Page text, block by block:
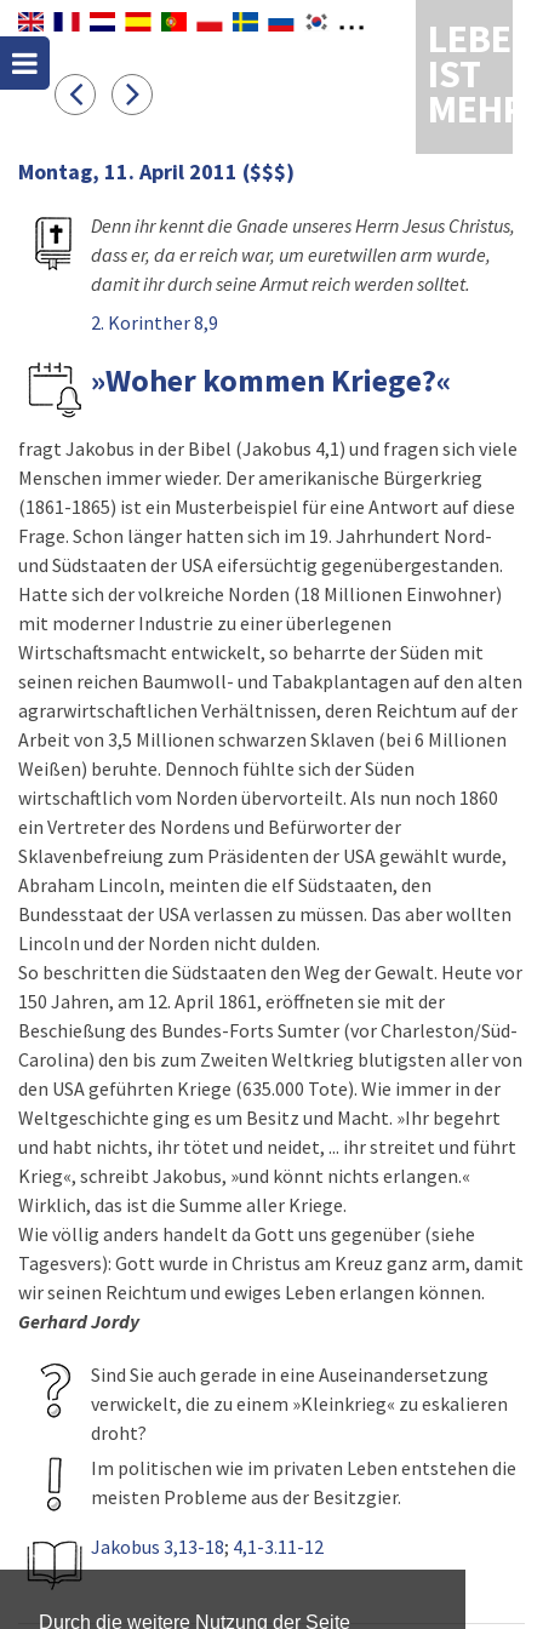
Durch die weitere Nutzung der Seite
LEBEN
IST
MEHR
Montag, 11. April 2011 ($$$)
Denn ihr kennt die Gnade unseres Herrn Jesus Christus,
dass er, da er reich war, um euretwillen arm wurde,
damit ihr durch seine Armut reich werden solltet.
2. Korinther 8,9
»Woher kommen Kriege?«
fragt Jakobus in der Bibel (Jakobus 4,1) und fragen sich viele
Menschen immer wieder. Der amerikanische Bürgerkrieg
(1861-1865) ist ein Musterbeispiel für eine Antwort auf diese
Frage. Schon länger hatten sich im 19. Jahrhundert Nord-
und Südstaaten der USA eifersüchtig gegenübergestanden.
Hatte sich der volkreiche Norden (18 Millionen Einwohner)
mit moderner Industrie zu einer überlegenen
Wirtschaftsmacht entwickelt, so beharrte der Süden mit
seinen reichen Baumwoll- und Tabakplantagen auf den alten
agrarwirtschaftlichen Verhältnissen, deren Reichtum auf der
Arbeit von 3,5 Millionen schwarzen Sklaven (bei 6 Millionen
Weißen) beruhte. Dennoch fühlte sich der Süden
wirtschaftlich vom Norden übervorteilt. Als nun noch 1860
ein Vertreter des Nordens und Befürworter der
Sklavenbefreiung zum Präsidenten der USA gewählt wurde,
Abraham Lincoln, meinten die elf Südstaaten, den
Bundesstaat der USA verlassen zu müssen. Das aber wollten
Lincoln und der Norden nicht dulden.
So beschritten die Südstaaten den Weg der Gewalt. Heute vor
150 Jahren, am 12. April 1861, eröffneten sie mit der
Beschießung des Bundes-Forts Sumter (vor Charleston/Süd-
Carolina) den bis zum Zweiten Weltkrieg blutigsten aller von
den USA geführten Kriege (635.000 Tote). Wie immer in der
Weltgeschichte ging es um Besitz und Macht. »Ihr begehrt
und habt nichts, ihr tötet und neidet, ... ihr streitet und führt
Krieg«, schreibt Jakobus, »und könnt nichts erlangen.«
Wirklich, das ist die Summe aller Kriege.
Wie völlig anders handelt da Gott uns gegenüber (siehe
Tagesvers): Gott wurde in Christus am Kreuz ganz arm, damit
wir seinen Reichtum und ewiges Leben erlangen können.
Gerhard Jordy
Sind Sie auch gerade in eine Auseinandersetzung
verwickelt, die zu einem »Kleinkrieg« zu eskalieren
droht?
Im politischen wie im privaten Leben entstehen die
meisten Probleme aus der Besitzgier.
Jakobus 3,13-18; 4,1-3.11-12